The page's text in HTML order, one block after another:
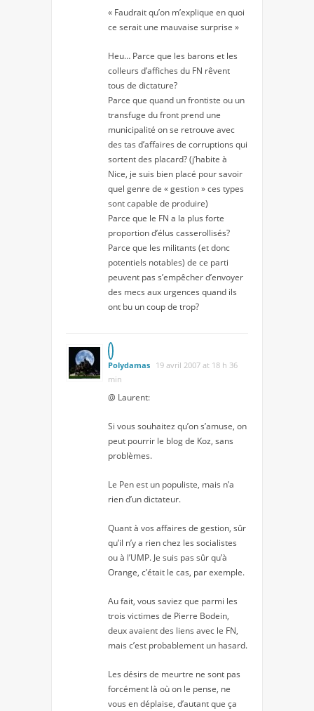
« Faudrait qu’on m’explique en quoi
ce serait une mauvaise surprise »
Heu… Parce que les barons et les
colleurs d’affiches du FN rêvent
tous de dictature?
Parce que quand un frontiste ou un
transfuge du front prend une
municipalité on se retrouve avec
des tas d’affaires de corruptions qui
sortent des placard? (j’habite à
Nice, je suis bien placé pour savoir
quel genre de « gestion » ces types
sont capable de produire)
Parce que le FN a la plus forte
proportion d’élus casserollisés?
Parce que les militants (et donc
potentiels notables) de ce parti
peuvent pas s’empêcher d’envoyer
des mecs aux urgences quand ils
ont bu un coup de trop?
Polydamas 19 avril 2007 at 18 h 36
min
@ Laurent:
Si vous souhaitez qu’on s’amuse, on
peut pourrir le blog de Koz, sans
problèmes.
Le Pen est un populiste, mais n’a
rien d’un dictateur.
Quant à vos affaires de gestion, sûr
qu’il n’y a rien chez les socialistes
ou à l’UMP. Je suis pas sûr qu’à
Orange, c’était le cas, par exemple.
Au fait, vous saviez que parmi les
trois victimes de Pierre Bodein,
deux avaient des liens avec le FN,
mais c’est probablement un hasard.
Les désirs de meurtre ne sont pas
forcément là où on le pense, ne
vous en déplaise, d’autant que ça